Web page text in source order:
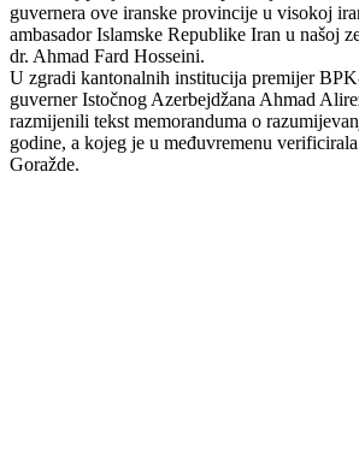
Visoka državna i privredna delegacija iz
najrazvijenije provincije Islamske Republike
uzvratnoj posjeti Bosansko-podrinjskom
guvernera ove iranske provincije u visokoj
ambasador Islamske Republike Iran u našoj
dr. Ahmad Fard Hosseini.
U zgradi kantonalnih institucija premijer
guverner Istočnog Azerbejdžana Ahmad